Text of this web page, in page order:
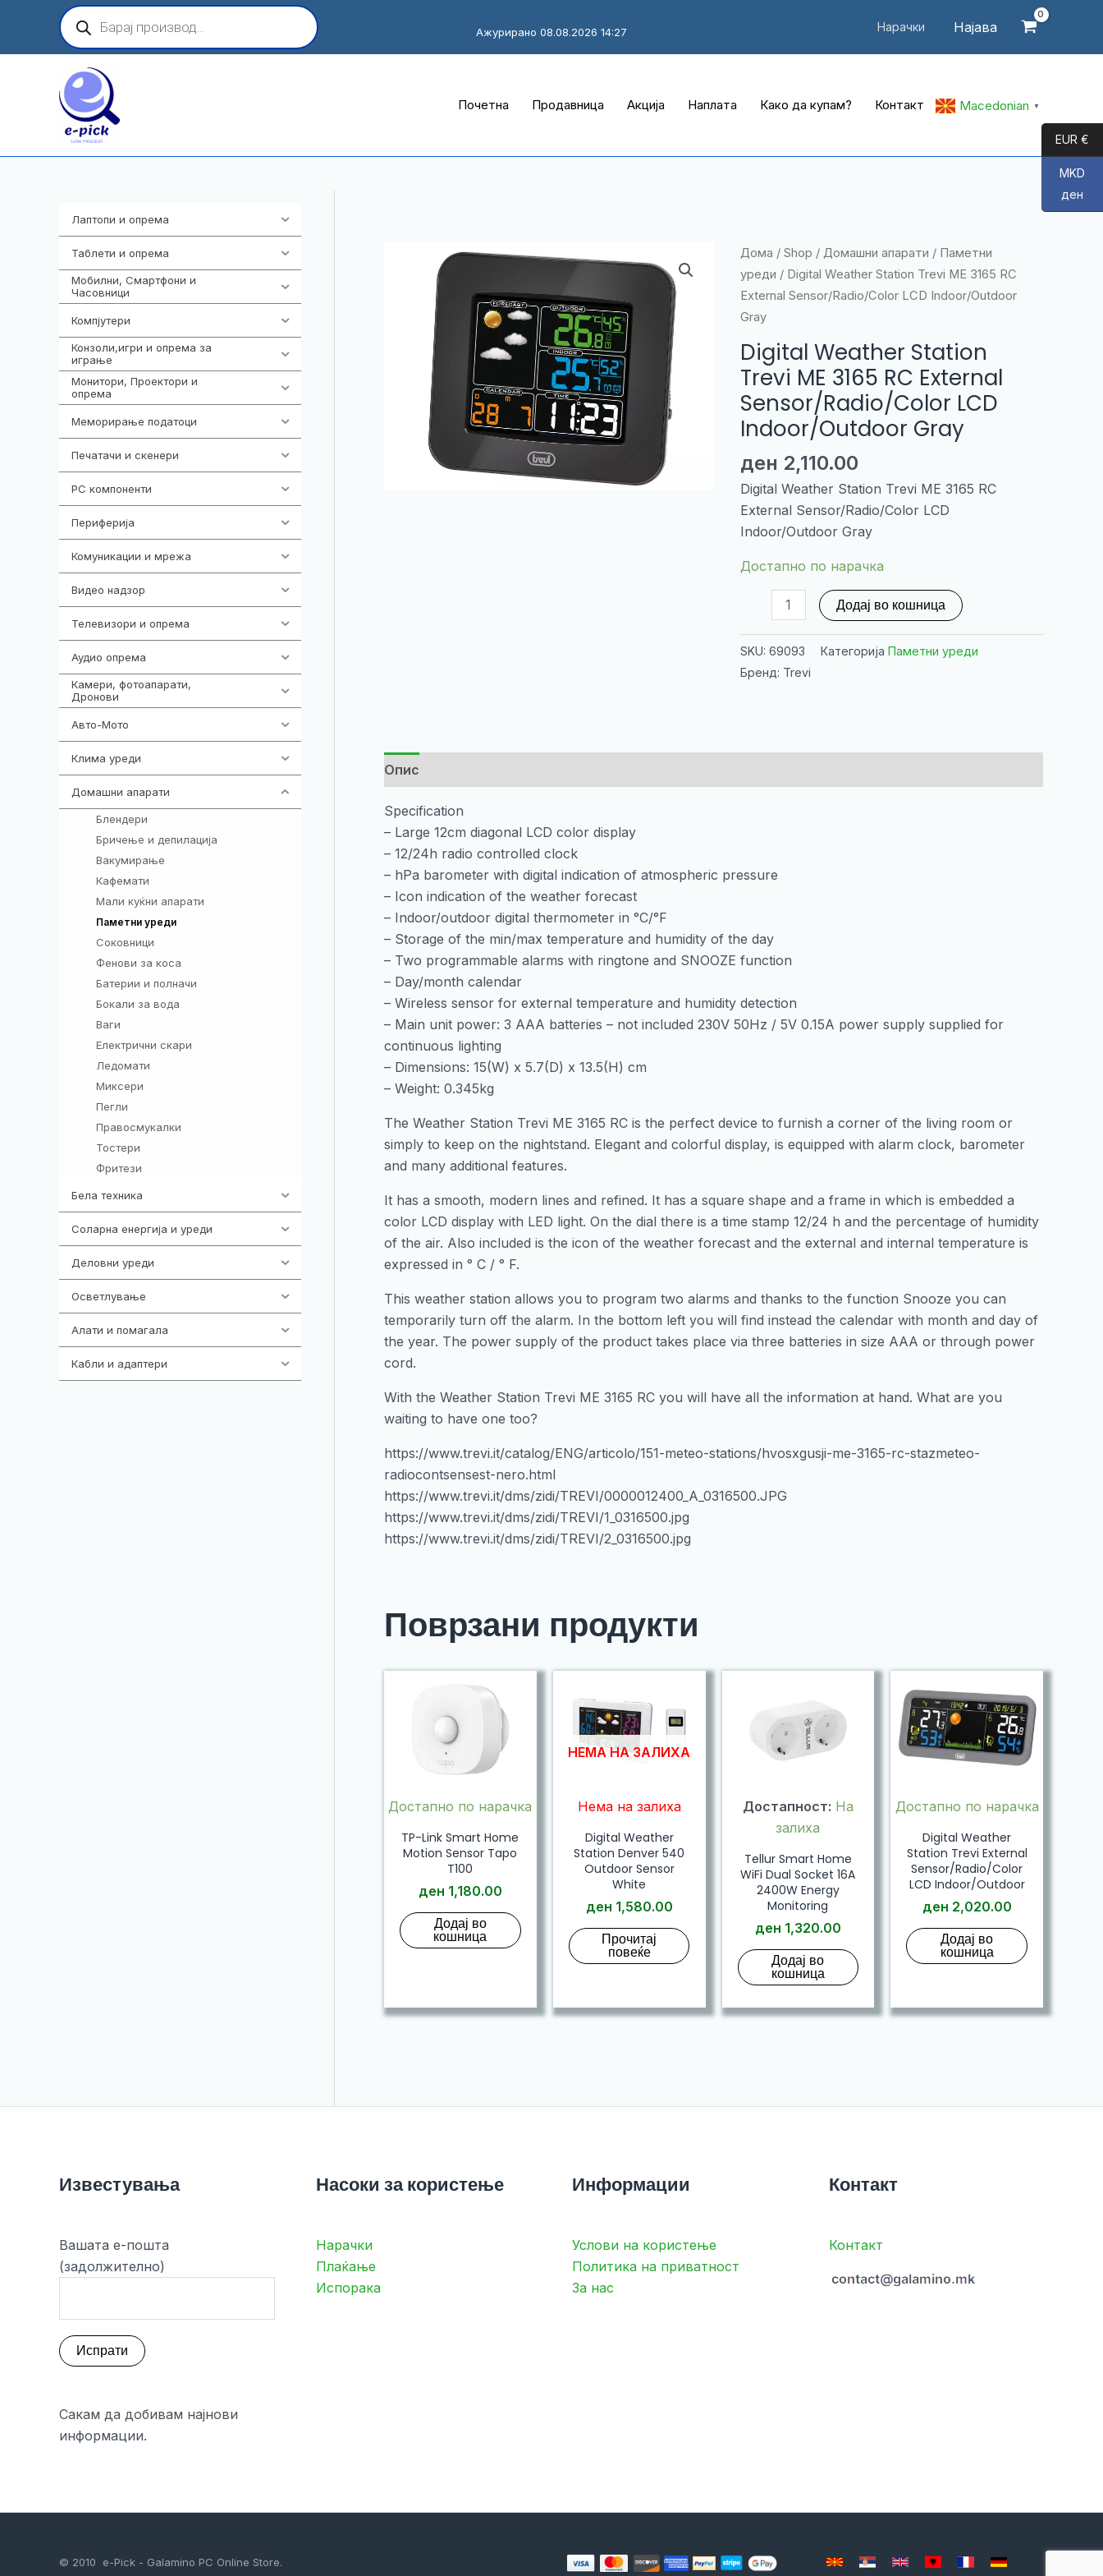
content
Products
search
Нарачки Најава
Ажурирано 08.08.2026 14:27
Почетна Продавница Акција Наплата Како да купам? Контакт Macedonian ▼
Лаптопи и опрема
Таблети и опрема
Мобилни, Смартфони и
Часовници
Компјутери
Конзоли,игри и опрема за
играње
Монитори, Проектори и
опрема
Меморирање податоци
Печатачи и скенери
PC компоненти
Периферија
Комуникации и мрежа
Видео надзор
Телевизори и опрема
Аудио опрема
Камери, фотоапарати,
Дронови
Авто-Мото
Клима уреди
Домашни апарати
Блендери
Бричење и депилација
Вакумирање
Кафемати
Мали куќни апарати
Паметни уреди
Соковници
Фенови за коса
Батерии и полначи
Бокали за вода
Ваги
Електрични скари
Ледомати
Миксери
Пегли
Правосмукалки
Тостери
Фритези
Бела техника
Соларна енергија и уреди
Деловни уреди
Осветлување
Алати и помагала
Кабли и адаптери
Дома / Shop / Домашни апарати / Паметни
уреди / Digital Weather Station Trevi ME 3165 RC
External Sensor/Radio/Color LCD Indoor/Outdoor
Gray
Digital Weather Station
Trevi ME 3165 RC External
Sensor/Radio/Color LCD
Indoor/Outdoor Gray
ден 2,110.00
Digital Weather Station Trevi ME 3165 RC
External Sensor/Radio/Color LCD
Indoor/Outdoor Gray
Достапно по нарачка
Weather
ME
External
LCD
Додај во кошница
SKU: 69093 Категорија Паметни уреди
Бренд: Trevi
Опис
Specification
– Large 12cm diagonal LCD color display
– 12/24h radio controlled clock
– hPa barometer with digital indication of atmospheric pressure
– Icon indication of the weather forecast
– Indoor/outdoor digital thermometer in °C/°F
– Storage of the min/max temperature and humidity of the day
– Two programmable alarms with ringtone and SNOOZE function
– Day/month calendar
– Wireless sensor for external temperature and humidity detection
– Main unit power: 3 AAA batteries – not included 230V 50Hz / 5V 0.15A power supply supplied for
continuous lighting
– Dimensions: 15(W) x 5.7(D) x 13.5(H) cm
– Weight: 0.345kg
The Weather Station Trevi ME 3165 RC is the perfect device to furnish a corner of the living room or
simply to keep on the nightstand. Elegant and colorful display, is equipped with alarm clock, barometer
and many additional features.
It has a smooth, modern lines and refined. It has a square shape and a frame in which is embedded a
color LCD display with LED light. On the dial there is a time stamp 12/24 h and the percentage of humidity
of the air. Also included is the icon of the weather forecast and the external and internal temperature is
expressed in ° C / ° F.
This weather station allows you to program two alarms and thanks to the function Snooze you can
temporarily turn off the alarm. In the bottom left you will find instead the calendar with month and day of
the year. The power supply of the product takes place via three batteries in size AAA or through power
cord.
With the Weather Station Trevi ME 3165 RC you will have all the information at hand. What are you
waiting to have one too?
https://www.trevi.it/catalog/ENG/articolo/151-meteo-stations/hvosxgusji-me-3165-rc-stazmeteo-
radiocontsensest-nero.html
https://www.trevi.it/dms/zidi/TREVI/0000012400_A_0316500.JPG
https://www.trevi.it/dms/zidi/TREVI/1_0316500.jpg
https://www.trevi.it/dms/zidi/TREVI/2_0316500.jpg
Поврзани продукти
Достапно по нарачка
TP-Link Smart Home
Motion Sensor Tapo
T100
ден 1,180.00
Додај во
кошница
НЕМА НА ЗАЛИХА
Нема на залиха
Digital Weather
Station Denver 540
Outdoor Sensor
White
ден 1,580.00
Прочитај
повеќе
Достапност: На
залиха
Tellur Smart Home
WiFi Dual Socket 16A
2400W Energy
Monitoring
ден 1,320.00
Додај во
кошница
Достапно по нарачка
Digital Weather
Station Trevi External
Sensor/Radio/Color
LCD Indoor/Outdoor
ден 2,020.00
Додај во
кошница
Известувања
Вашата е-пошта
(задолжително)
Сакам да добивам најнови
информации.
Насоки за користење
Нарачки
Плаќање
Испорака
Информации
Услови на користење
Политика на приватност
За нас
Контакт
Контакт
© 2010 e-Pick - Galamino PC Online Store.
EUR €
MKD
ден